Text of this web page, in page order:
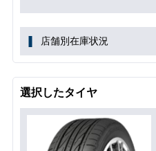
店舗別在庫状況
選択したタイヤ